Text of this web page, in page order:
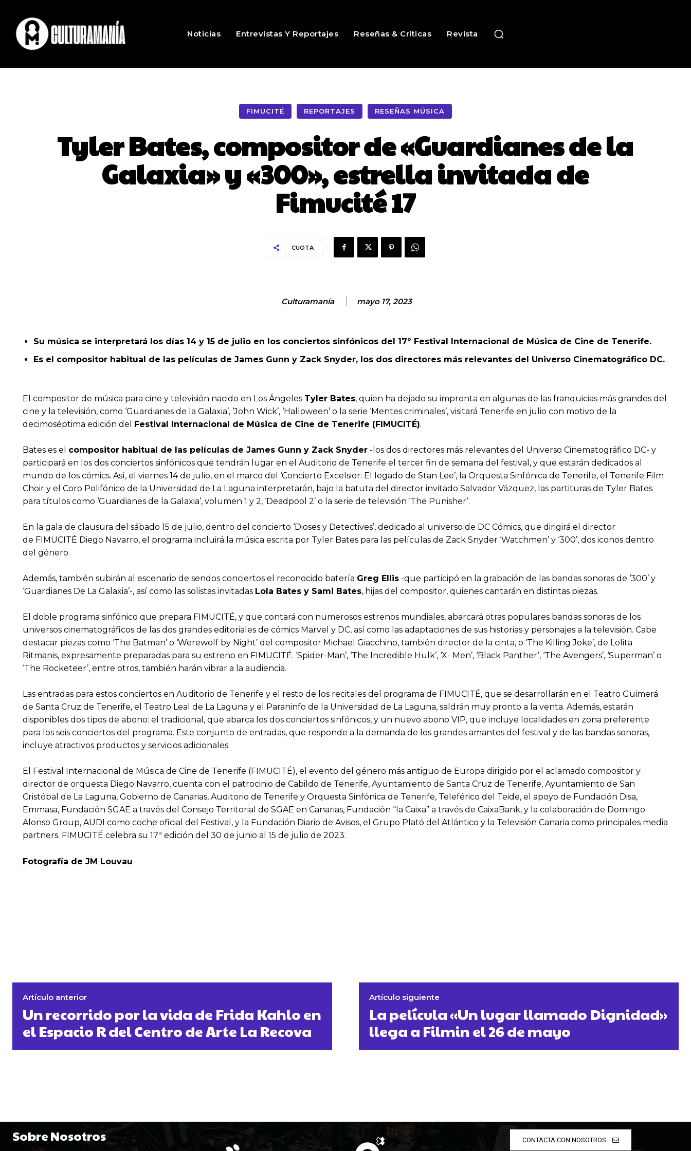
Noticias Entrevistas Y Reportajes Reseñas & Críticas Revista
FIMUCITÉ REPORTAJES RESEÑAS MÚSICA
Tyler Bates, compositor de «Guardianes de la
Galaxia» y «300», estrella invitada de
Fimucité 17
CUOTA
Culturamanía mayo 17, 2023
Su música se interpretará los días 14 y 15 de julio en los conciertos sinfónicos del 17º Festival Internacional de Música de Cine de Tenerife.
Es el compositor habitual de las películas de James Gunn y Zack Snyder, los dos directores más relevantes del Universo Cinematográfico DC.
El compositor de música para cine y televisión nacido en Los Ángeles Tyler Bates, quien ha dejado su impronta en algunas de las franquicias más grandes del
cine y la televisión, como ‘Guardianes de la Galaxia’, ‘John Wick’, ‘Halloween’ o la serie ‘Mentes criminales’, visitará Tenerife en julio con motivo de la
decimoséptima edición del Festival Internacional de Música de Cine de Tenerife (FIMUCITÉ).
Bates es el compositor habitual de las películas de James Gunn y Zack Snyder -los dos directores más relevantes del Universo Cinematográfico DC- y
participará en los dos conciertos sinfónicos que tendrán lugar en el Auditorio de Tenerife el tercer fin de semana del festival, y que estarán dedicados al
mundo de los cómics. Así, el viernes 14 de julio, en el marco del ‘Concierto Excelsior: El legado de Stan Lee’, la Orquesta Sinfónica de Tenerife, el Tenerife Film
Choir y el Coro Polifónico de la Universidad de La Laguna interpretarán, bajo la batuta del director invitado Salvador Vázquez, las partituras de Tyler Bates
para títulos como ‘Guardianes de la Galaxia’, volumen 1 y 2, ‘Deadpool 2’ o la serie de televisión ‘The Punisher’.
En la gala de clausura del sábado 15 de julio, dentro del concierto ‘Dioses y Detectives’, dedicado al universo de DC Cómics, que dirigirá el director
de FIMUCITÉ Diego Navarro, el programa incluirá la música escrita por Tyler Bates para las películas de Zack Snyder ‘Watchmen’ y ‘300’, dos iconos dentro
del género.
Además, también subirán al escenario de sendos conciertos el reconocido batería Greg Ellis -que participó en la grabación de las bandas sonoras de ‘300’ y
‘Guardianes De La Galaxia’-, así como las solistas invitadas Lola Bates y Sami Bates, hijas del compositor, quienes cantarán en distintas piezas.
El doble programa sinfónico que prepara FIMUCITÉ, y que contará con numerosos estrenos mundiales, abarcará otras populares bandas sonoras de los
universos cinematográficos de las dos grandes editoriales de cómics Marvel y DC, así como las adaptaciones de sus historias y personajes a la televisión. Cabe
destacar piezas como ‘The Batman’ o ‘Werewolf by Night’ del compositor Michael Giacchino, también director de la cinta, o ‘The Killing Joke’, de Lolita
Ritmanis, expresamente preparadas para su estreno en FIMUCITÉ. ‘Spider-Man’, ‘The Incredible Hulk’, ‘X- Men’, ‘Black Panther’, ‘The Avengers’, ‘Superman’ o
‘The Rocketeer’, entre otros, también harán vibrar a la audiencia.
Las entradas para estos conciertos en Auditorio de Tenerife y el resto de los recitales del programa de FIMUCITÉ, que se desarrollarán en el Teatro Guimerá
de Santa Cruz de Tenerife, el Teatro Leal de La Laguna y el Paraninfo de la Universidad de La Laguna, saldrán muy pronto a la venta. Además, estarán
disponibles dos tipos de abono: el tradicional, que abarca los dos conciertos sinfónicos, y un nuevo abono VIP, que incluye localidades en zona preferente
para los seis conciertos del programa. Este conjunto de entradas, que responde a la demanda de los grandes amantes del festival y de las bandas sonoras,
incluye atractivos productos y servicios adicionales.
El Festival Internacional de Música de Cine de Tenerife (FIMUCITÉ), el evento del género más antiguo de Europa dirigido por el aclamado compositor y
director de orquesta Diego Navarro, cuenta con el patrocinio de Cabildo de Tenerife, Ayuntamiento de Santa Cruz de Tenerife, Ayuntamiento de San
Cristóbal de La Laguna, Gobierno de Canarias, Auditorio de Tenerife y Orquesta Sinfónica de Tenerife, Teleférico del Teide, el apoyo de Fundación Disa,
Emmasa, Fundación SGAE a través del Consejo Territorial de SGAE en Canarias, Fundación “la Caixa” a través de CaixaBank, y la colaboración de Domingo
Alonso Group, AUDI como coche oficial del Festival, y la Fundación Diario de Avisos, el Grupo Plató del Atlántico y la Televisión Canaria como principales media
partners. FIMUCITÉ celebra su 17ª edición del 30 de junio al 15 de julio de 2023.
Fotografía de JM Louvau
Artículo anterior
Un recorrido por la vida de Frida Kahlo en
el Espacio R del Centro de Arte La Recova
Artículo siguiente
La película «Un lugar llamado Dignidad»
llega a Filmin el 26 de mayo
Sobre Nosotros CONTACTA CON NOSOTROS